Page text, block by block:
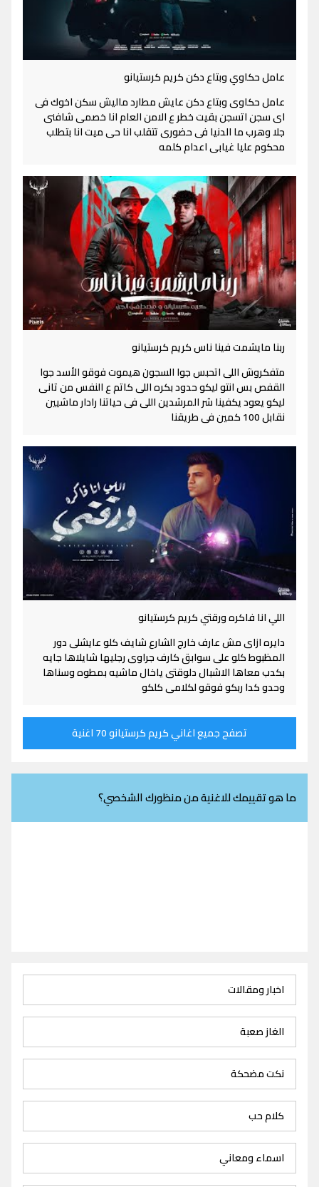
عامل حكاوي وبتاع دكن كريم كرستيانو
عامل حكاوى وبتاع دكن عايش مطارد ماليش سكن اخوك فى
اى سجن اتسجن بقيت خطر ع الامن العام انا خصمى شافنى
جلا وهرب ما الدنيا فى حضورى تتقلب انا حى ميت انا بتطلب
محكوم عليا غيابى اعدام كلمه
ربنا مايشمت فينا ناس كريم كرستيانو
متفكروش اللى اتحبس جوا السجون هيموت فوقو الأسد جوا
القفص بس انتو ليكو حدود بكره اللى كاتم ع النفس من تانى
ليكو يعود يكفينا شر المرشدين اللى فى حياتنا رادار ماشيين
نقابل 100 كمين فى طريقنا
اللي انا فاكره ورقتي كريم كرستيانو
دايره ازاى مش عارف خارج الشارع شايف كلو عايشلى دور
المظبوط كلو على سوابق كارف جراوى رجليها شايلاها جايه
بكدب معاها الاشبال دلوقتى ياخال ماشيه بمطوه وسناها
وحدو كدا ربكو فوقو لكلامى كلكو
تصفح جميع اغاني كريم كرستيانو 70 اغنية
ما هو تقييمك للاغنية من منظورك الشخصي؟
اخبار ومقالات
الغاز صعبة
نكت مضحكة
كلام حب
اسماء ومعاني